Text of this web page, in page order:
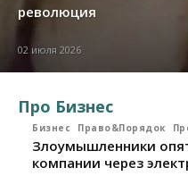
революция
02 июля 2026
Про Бизнес
Бизнес Право&Порядок
Злоумышленники
компании через